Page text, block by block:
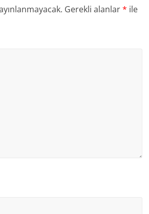
Gerekli alanlar* ile